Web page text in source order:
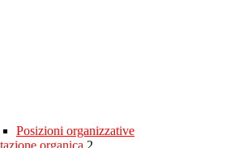
Posizioni organizzative